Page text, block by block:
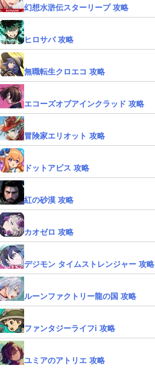
幻想水滸伝スターリープ 攻略
ヒロサバ 攻略
無職転生クロエコ 攻略
エコーズオブアインクラッド 攻略
冒険家エリオット 攻略
ドットアビス 攻略
紅の砂漠 攻略
カオゼロ 攻略
デジモン タイムストレンジャー 攻略
ルーンファクトリー龍の国 攻略
ファンタジーライフi 攻略
ユミアのアトリエ 攻略